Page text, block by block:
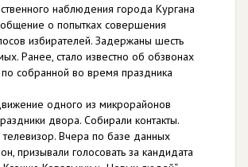
наблюдения города Кургана
о попытках совершения
избирателей. Задержаны шесть
Ранее, стало известно об обзвонах
собранной во время праздника
одного из микрорайонов
двора. Собирали контакты.
Вчера по базе данных
призывали голосовать за кандидата